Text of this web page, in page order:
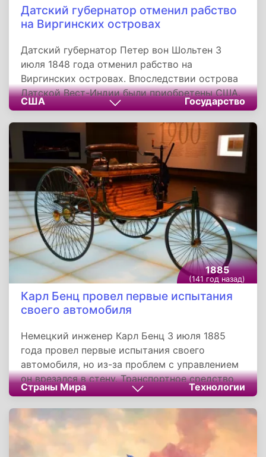
Датский губернатор отменил рабство
на Виргинских островах
Датский губернатор Петер вон Шольтен 3
июля 1848 года отменил рабство на
Виргинских островах. Впоследствии острова
Датской Вест-Индии были приобретены США.
Сейчас Американские Виргинские острова -
это неинкорпорированная организованная
территория США, где День отмены рабства
отмечается как государственный праздник.
США Государство
1885
(141 год назад)
Карл Бенц провел первые испытания
своего автомобиля
Немецкий инженер Карл Бенц 3 июля 1885
года провел первые испытания своего
автомобиля, но из-за проблем с управлением
он врезался в стену. Транспортное средство
представляло собой трехколесный
двухместный экипаж на высоких колесах со
спицами и оснащалось шасси, бензиновым
двигателем, электрическим зажиганием,
карбюратором, системой охлаждения,
Страны Мира Технологии